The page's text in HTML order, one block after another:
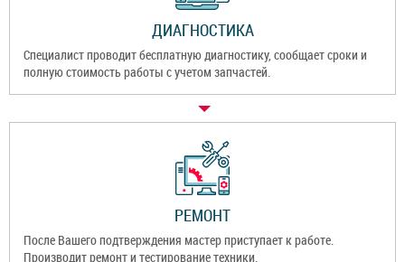
ДИАГНОСТИКА
Специалист проводит бесплатную диагностику, сообщает сроки и
полную стоимость работы с учетом запчастей.
РЕМОНТ
После Вашего подтверждения мастер приступает к работе.
Производит ремонт и тестирование техники.